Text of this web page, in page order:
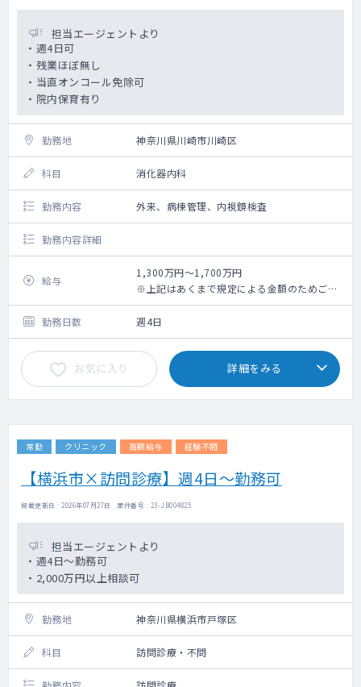
担当エージェントより
・週4日可
・残業ほぼ無し
・当直オンコール免除可
・院内保育有り
勤務地 神奈川県川崎市川崎区
科目 消化器内科
勤務内容 外来、病棟管理、内視鏡検査
勤務内容詳細
給与
1,300万円～1,700万円
※上記はあくまで規定による金額のためご経
験やご希望に応じて
勤務日数
週4日
お気に入り 詳細をみる
常勤 クリニック 高額給与 経験不問
【横浜市×訪問診療】週4日～勤務可
掲載更新日 : 2026年07月27日 案件番号 : 23-JB004825
担当エージェントより
・週4日～勤務可
・2,000万円以上相談可
勤務地 神奈川県横浜市戸塚区
科目 訪問診療・不問